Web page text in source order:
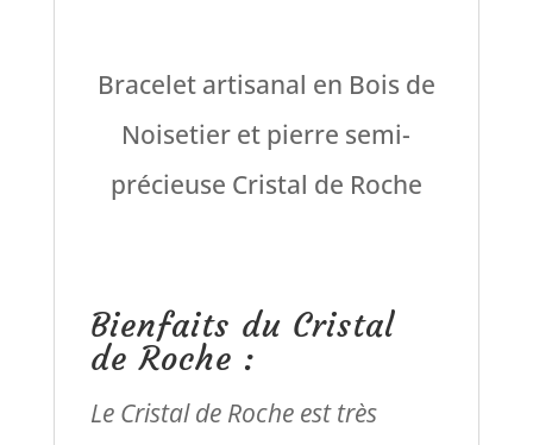
Bracelet artisanal en Bois de
Noisetier et pierre semi-
précieuse Cristal de Roche
Bienfaits du Cristal
de Roche :
Le Cristal de Roche est très